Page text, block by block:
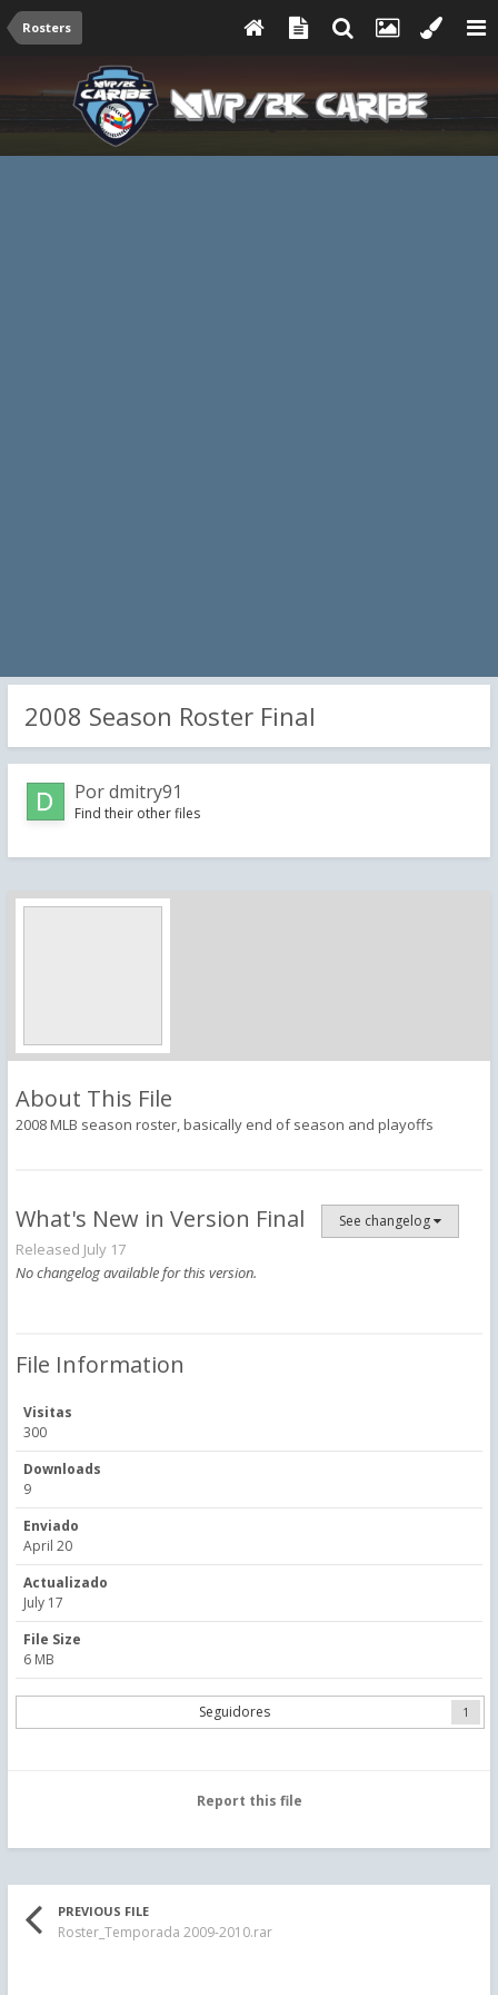
Rosters
2008 Season Roster Final
Pordmitry91
Find their other files
About This File
2008 MLB season roster, basically end of season and playoffs
What's New in Version Final See changelog
Released July 17
No changelog available for this version.
File Information
Visitas
300
Downloads
9
Enviado
April 20
Actualizado
July 17
File Size
6 MB
Seguidores 1
Report this file
PREVIOUS FILE
Roster_Temporada 2009-2010.rar